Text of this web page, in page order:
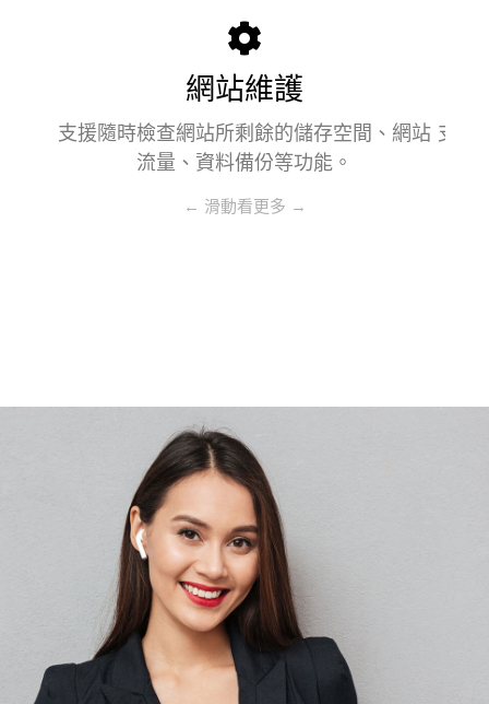
網站維護
支援隨時檢查網站所剩餘的儲存空間、網站
流量、資料備份等功能。
支援
← 滑動看更多 →